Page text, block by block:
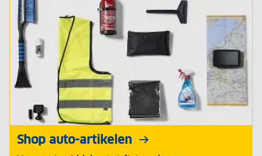
Shop auto-artikelen